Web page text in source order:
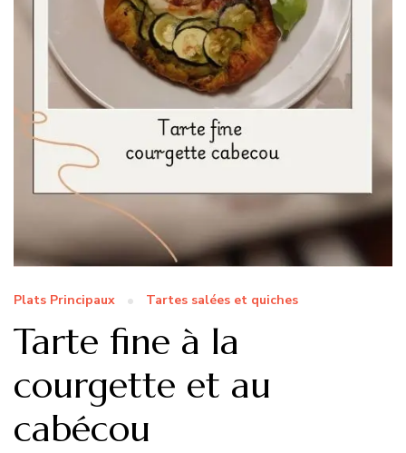
Plats Principaux Tartes salées et quiches
Tarte fine à la
courgette et au
cabécou